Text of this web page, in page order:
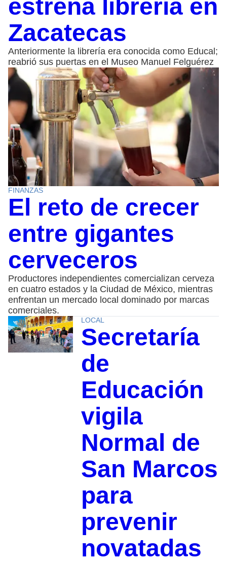
estrena librería en
Zacatecas
Anteriormente la librería era conocida como Educal;
reabrió sus puertas en el Museo Manuel Felguérez
FINANZAS
El reto de crecer
entre gigantes
cerveceros
Productores independientes comercializan cerveza
en cuatro estados y la Ciudad de México, mientras
enfrentan un mercado local dominado por marcas
comerciales.
LOCAL
Secretaría
de
Educación
vigila
Normal de
San Marcos
para
prevenir
novatadas